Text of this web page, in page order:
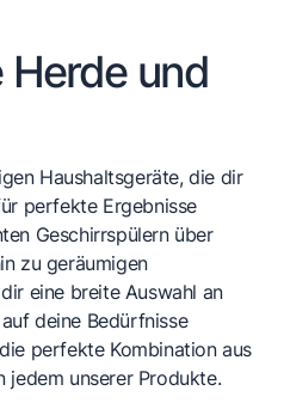
Herde und
Haushaltsgeräte, die dir
perfekte Ergebnisse
Geschirrspülern über
zu geräumigen
eine breite Auswahl an
deine Bedürfnisse
perfekte Kombination aus
jedem unserer Produkte.